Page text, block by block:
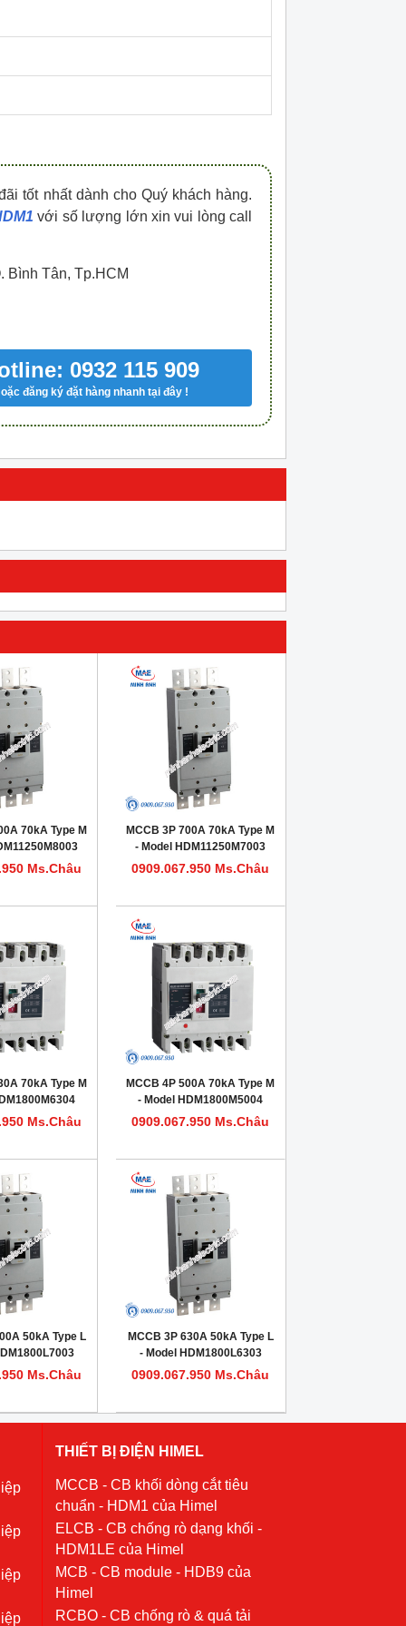
0909.067.950 Ms.Châu
tốt nhất dành cho Quý khách hàng.
với số lượng lớn xin vui lòng call
Bình Tân, Tp.HCM
0932 115 909
đăng ký đặt hàng nhanh tại đây !
70kA Type M
Ms.Châu
MCCB 3P 700A 70kA Type M
- Model HDM11250M7003
0909.067.950 Ms.Châu
70kA Type M
Ms.Châu
MCCB 4P 500A 70kA Type M
- Model HDM1800M5004
0909.067.950 Ms.Châu
50kA Type L
Ms.Châu
MCCB 3P 630A 50kA Type L
- Model HDM1800L6303
0909.067.950 Ms.Châu
THIẾT BỊ ĐIỆN HIMEL
MCCB - CB khối dòng cắt tiêu
chuẩn - HDM1 của Himel
ELCB - CB chống rò dạng khối -
HDM1LE của Himel
MCB - CB module - HDB9 của
Himel
RCBO - CB chống rò & quá tải